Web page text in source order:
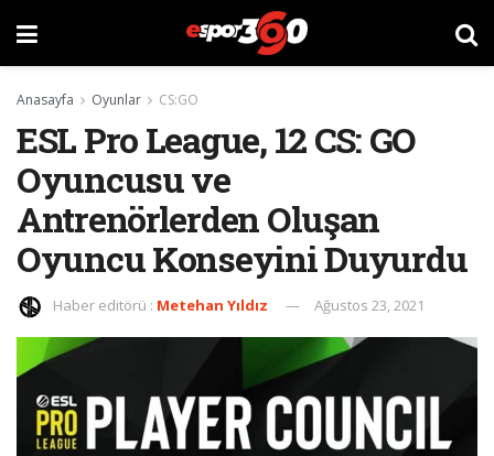
Anasayfa Oyunlar CS:GO
ESL Pro League, 12 CS: GO
Oyuncusu ve
Antrenörlerden Oluşan
Oyuncu Konseyini Duyurdu
Haber editörü : Metehan Yıldız Ağustos 23, 2021